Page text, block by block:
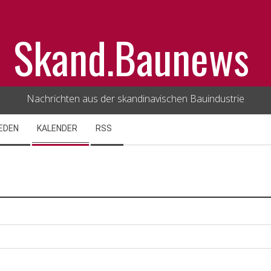
Skand.Baunews
Nachrichten aus der skandinavischen Bauindustrie
KALENDER RSS